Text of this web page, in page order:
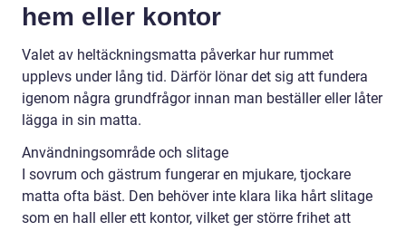
hem eller kontor
Valet av heltäckningsmatta påverkar hur rummet
upplevs under lång tid. Därför lönar det sig att fundera
igenom några grundfrågor innan man beställer eller låter
lägga in sin matta.
Användningsområde och slitage
I sovrum och gästrum fungerar en mjukare, tjockare
matta ofta bäst. Den behöver inte klara lika hårt slitage
som en hall eller ett kontor, vilket ger större frihet att